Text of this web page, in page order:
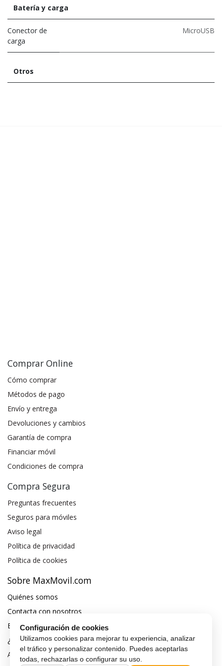
Batería y carga
Conector de
carga
MicroUSB
Otros
Comprar Online
Cómo comprar
Métodos de pago
Envío y entrega
Devoluciones y cambios
Garantía de compra
Financiar móvil
Condiciones de compra
Compra Segura
Preguntas frecuentes
Seguros para móviles
Aviso legal
Política de privacidad
Política de cookies
Sobre MaxMovil.com
Quiénes somos
Contacta con nosotros
Blog
¿Quieres ser distribuidor?
Afiliación y publicidad
Configuración de cookies
Utilizamos cookies para mejorar tu experiencia, analizar
el tráfico y personalizar contenido. Puedes aceptarlas
todas, rechazarlas o configurar su uso.